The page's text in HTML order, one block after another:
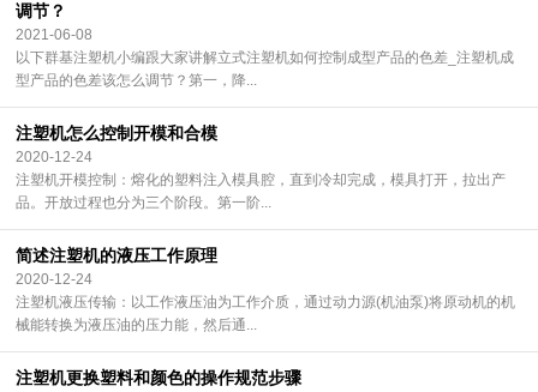
调节？
2021-06-08
以下群基注塑机小编跟大家讲解立式注塑机如何控制成型产品的色差_注塑机成
型产品的色差该怎么调节？第一，降...
注塑机怎么控制开模和合模
2020-12-24
注塑机开模控制：熔化的塑料注入模具腔，直到冷却完成，模具打开，拉出产
品。开放过程也分为三个阶段。第一阶...
简述注塑机的液压工作原理
2020-12-24
注塑机液压传输：以工作液压油为工作介质，通过动力源(机油泵)将原动机的机
械能转换为液压油的压力能，然后通...
注塑机更换塑料和颜色的操作规范步骤